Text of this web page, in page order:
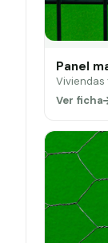
Panel
Viviendas
Ver ficha